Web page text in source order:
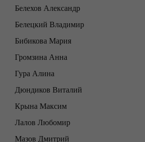
Белехов Александр
Белецкий Владимир
Бибикова Мария
Громзина Анна
Гура Алина
Дюндиков Виталий
Крына Максим
Лалов Любомир
Мазов Дмитрий